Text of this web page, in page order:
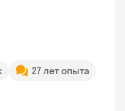
27 лет опыта